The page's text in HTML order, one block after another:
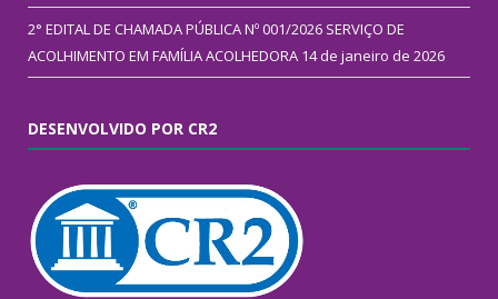
2° EDITAL DE CHAMADA PÚBLICA Nº 001/2026 SERVIÇO DE
ACOLHIMENTO EM FAMÍLIA ACOLHEDORA 14 de janeiro de 2026
DESENVOLVIDO POR CR2